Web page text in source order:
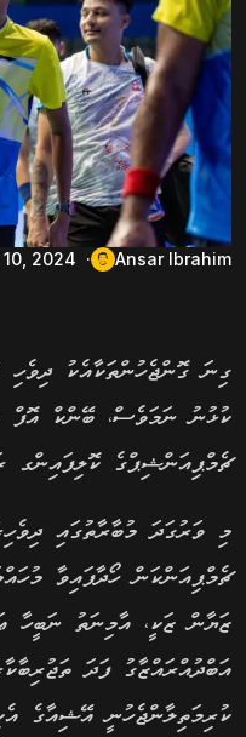
Ansar Ibrahim
10, 2024
ގިނަ ގޮންޖެހުންތަކާއެކު ދިވެހި
ކުޅުނު ނަމަވެސް، ބޭންކް
ޗެމްޕިއަންޝިޕްގެ ކޮލިފައިންގ
ޗެމްޕިއަންކަން ހޯދާފައިވާ
ޒަޔާން ޒަކީ، އާމިނަތު ނަބީހާ
އަބްދުއްރައްޒާގު ފަދަ
ކުރިމަތިލާންޖެހުނީ އޭޝިއާގެ